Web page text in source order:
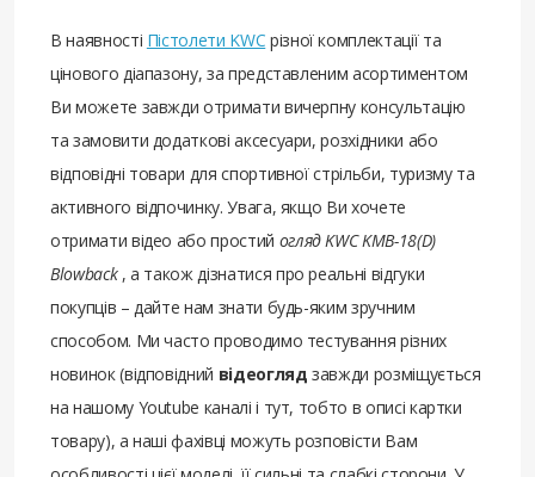
В наявності Пістолети KWC різної комплектації та
цінового діапазону, за представленим асортиментом
Ви можете завжди отримати вичерпну консультацію
та замовити додаткові аксесуари, розхідники або
відповідні товари для спортивної стрільби, туризму та
активного відпочинку. Увага, якщо Ви хочете
отримати відео або простий огляд KWC KMB-18(D)
Blowback , а також дізнатися про реальні відгуки
покупців – дайте нам знати будь-яким зручним
способом. Ми часто проводимо тестування різних
новинок (відповідний відеогляд завжди розміщується
на нашому Youtube каналі і тут, тобто в описі картки
товару), а наші фахівці можуть розповісти Вам